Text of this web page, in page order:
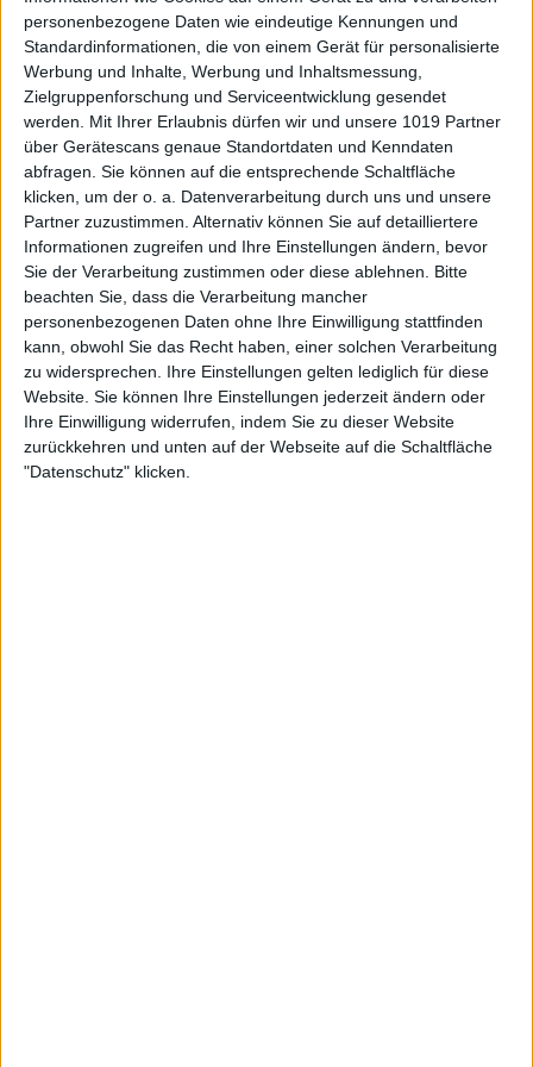
personenbezogene Daten wie eindeutige Kennungen und
Standardinformationen, die von einem Gerät für personalisierte
Werbung und Inhalte, Werbung und Inhaltsmessung,
Zielgruppenforschung und Serviceentwicklung gesendet
werden.
Mit Ihrer Erlaubnis dürfen wir und unsere 1019 Partner
über Gerätescans genaue Standortdaten und Kenndaten
abfragen. Sie können auf die entsprechende Schaltfläche
klicken, um der o. a. Datenverarbeitung durch uns und unsere
Partner zuzustimmen. Alternativ können Sie auf detailliertere
Informationen zugreifen und Ihre Einstellungen ändern, bevor
Sie der Verarbeitung zustimmen oder diese ablehnen.
Bitte
beachten Sie, dass die Verarbeitung mancher
personenbezogenen Daten ohne Ihre Einwilligung stattfinden
kann, obwohl Sie das Recht haben, einer solchen Verarbeitung
zu widersprechen. Ihre Einstellungen gelten lediglich für diese
Website. Sie können Ihre Einstellungen jederzeit ändern oder
Ihre Einwilligung widerrufen, indem Sie zu dieser Website
zurückkehren und unten auf der Webseite auf die Schaltfläche
"Datenschutz" klicken.